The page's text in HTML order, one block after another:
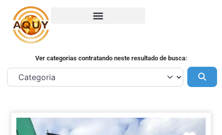
Ver categorias contratando neste resultado de busca: